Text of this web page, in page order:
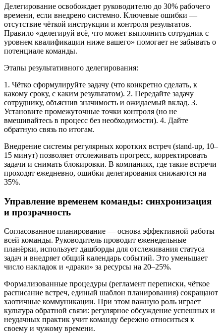
Делегирование освобождает руководителю до 30% рабочего
времени, если внедрено системно. Ключевые ошибки —
отсутствие чёткой инструкции и контроля результатов.
Правило «делегируй всё, что может выполнить сотрудник с
уровнем квалификации ниже вашего» помогает не забывать о
потенциале команды.
Этапы результативного делегирования:
1. Чётко сформулируйте задачу (что конкретно сделать, к
какому сроку, с каким результатом). 2. Передайте задачу
сотруднику, объяснив значимость и ожидаемый вклад. 3.
Установите промежуточные точки контроля (но не
вмешивайтесь в процесс без необходимости). 4. Дайте
обратную связь по итогам.
Внедрение системы регулярных коротких встреч (stand-up, 10–
15 минут) позволяет отслеживать прогресс, корректировать
задачи и снимать блокировки. В компаниях, где такие встречи
проходят ежедневно, ошибки делегирования снижаются на
35%.
Управление временем команды: синхронизация
и прозрачность
Согласованное планирование — основа эффективной работы
всей команды. Руководитель проводит еженедельные
планёрки, использует дашборды для отслеживания статуса
задач и внедряет общий календарь событий. Это уменьшает
число накладок и «драки» за ресурсы на 20–25%.
Формализованные процедуры (регламент переписки, чёткое
расписание встреч, единый шаблон планирования) сокращают
хаотичные коммуникации. При этом важную роль играет
культура обратной связи: регулярное обсуждение успешных и
неудачных практик учит команду бережно относиться к
своему и чужому времени.